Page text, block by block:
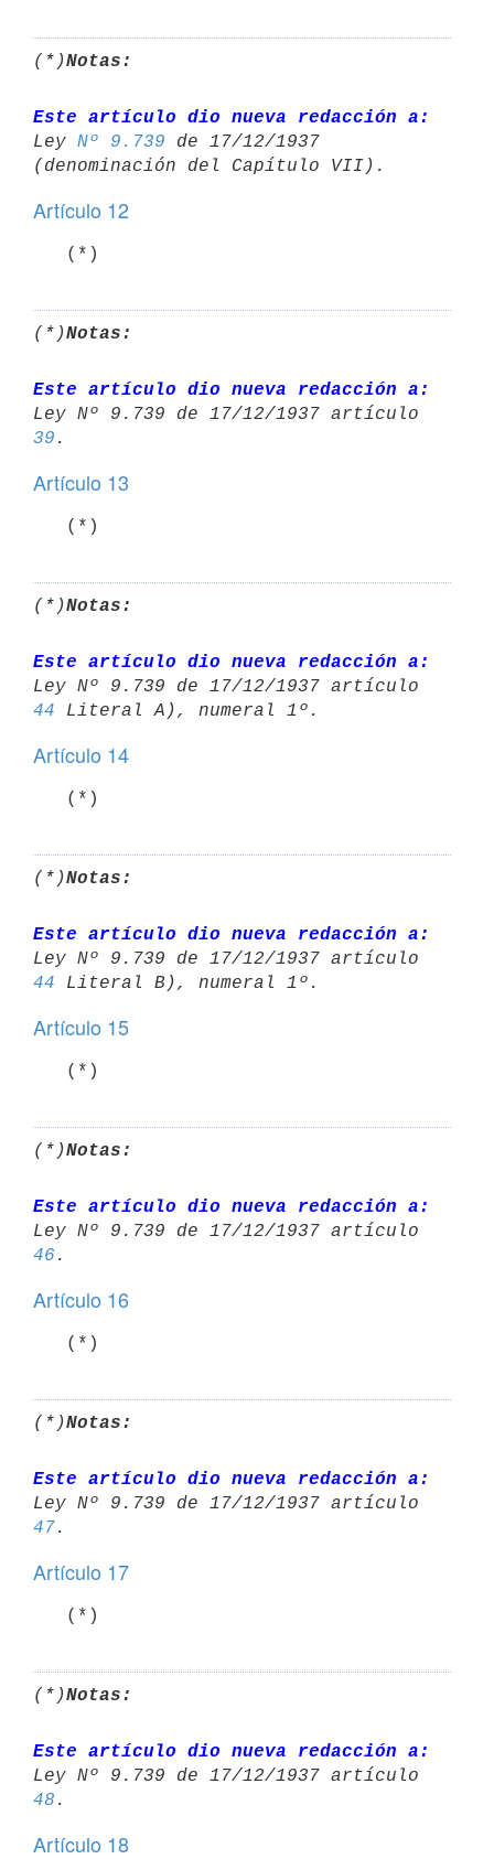
(*)Notas:
Este artículo dio nueva redacción a:
Ley Nº 9.739 de 17/12/1937
Artículo 12
   (*)
(*)Notas:
Este artículo dio nueva redacción a:
Ley Nº 9.739 de 17/12/1937 artículo
39
Artículo 13
   (*)
(*)Notas:
Este artículo dio nueva redacción a:
Ley Nº 9.739 de 17/12/1937 artículo
44
Artículo 14
   (*)
(*)Notas:
Este artículo dio nueva redacción a:
Ley Nº 9.739 de 17/12/1937 artículo
44
Artículo 15
   (*)
(*)Notas:
Este artículo dio nueva redacción a:
Ley Nº 9.739 de 17/12/1937 artículo
46
Artículo 16
   (*)
(*)Notas:
Este artículo dio nueva redacción a:
Ley Nº 9.739 de 17/12/1937 artículo
47
Artículo 17
   (*)
(*)Notas:
Este artículo dio nueva redacción a:
Ley Nº 9.739 de 17/12/1937 artículo
48
Artículo 18